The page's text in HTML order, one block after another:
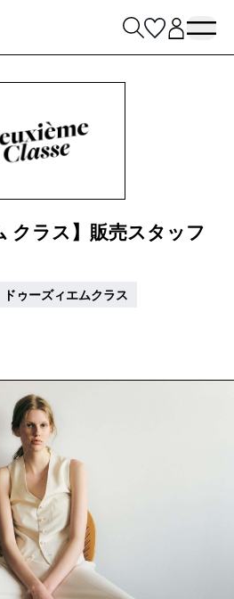
クラス】販売スタッフ
ゥーズィエムクラス